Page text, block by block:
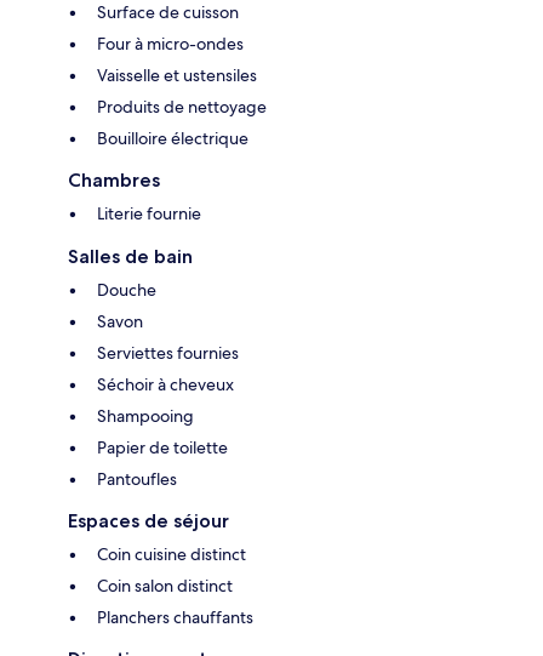
Surface de cuisson
Four à micro-ondes
Vaisselle et ustensiles
Produits de nettoyage
Bouilloire électrique
Chambres
Literie fournie
Salles de bain
Douche
Savon
Serviettes fournies
Séchoir à cheveux
Shampooing
Papier de toilette
Pantoufles
Espaces de séjour
Coin cuisine distinct
Coin salon distinct
Planchers chauffants